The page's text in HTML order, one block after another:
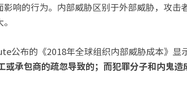
响的行为。内部威胁区别于外部威胁，攻击
公布的《2018年全球组织内部威胁成本》显示
或承包商的疏忽导致的；而犯罪分子和内鬼